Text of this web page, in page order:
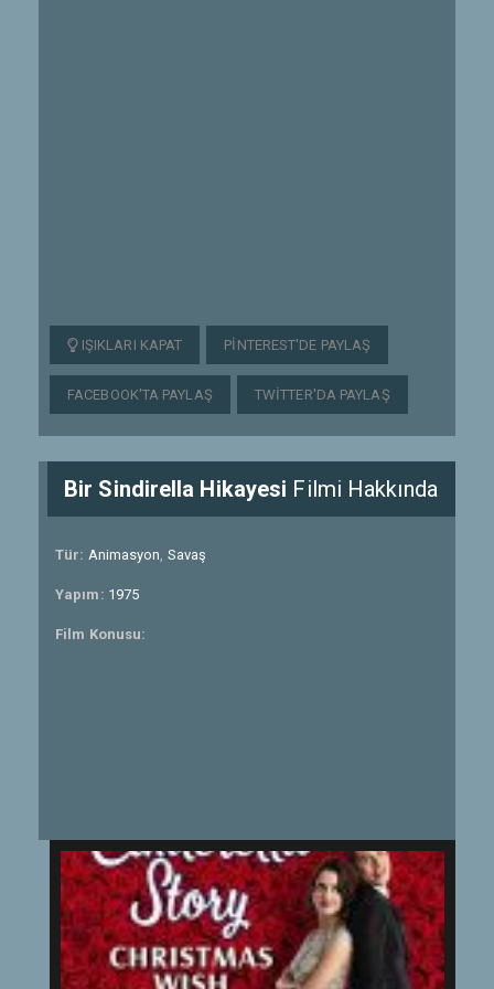
IŞIKLARI KAPAT PINTEREST'DE PAYLAŞ
FACEBOOK'TA PAYLAŞ TWITTER'DA PAYLAŞ
Bir Sindirella Hikayesi Filmi Hakkında
Tür: Animasyon, Savaş
Yapım: 1975
Film Konusu: